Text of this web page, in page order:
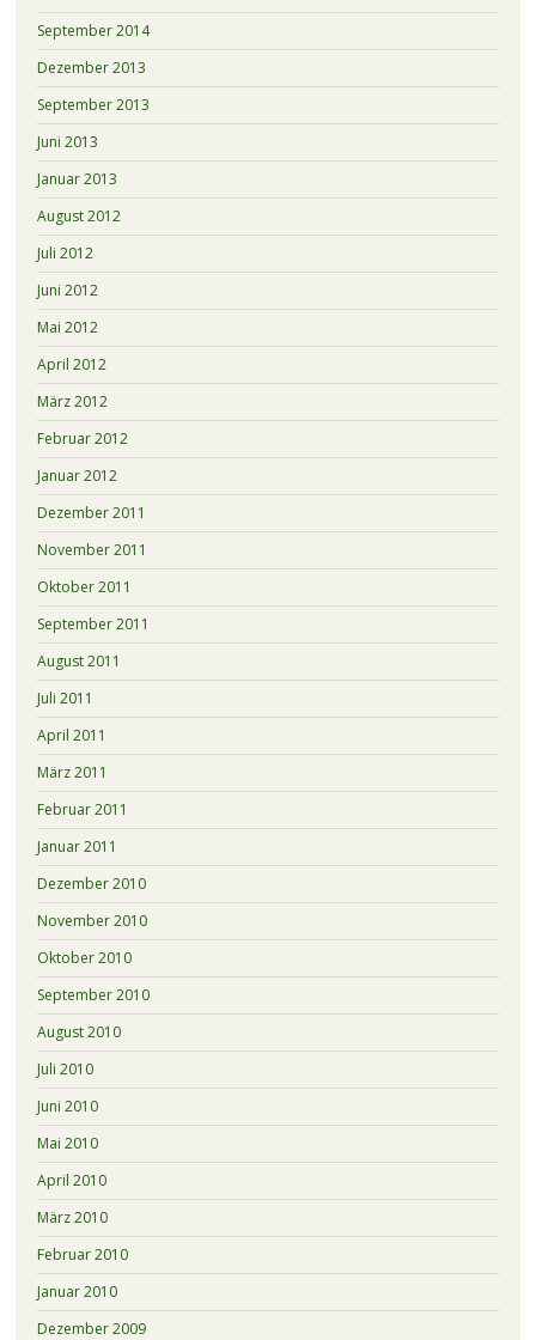
September 2014
Dezember 2013
September 2013
Juni 2013
Januar 2013
August 2012
Juli 2012
Juni 2012
Mai 2012
April 2012
März 2012
Februar 2012
Januar 2012
Dezember 2011
November 2011
Oktober 2011
September 2011
August 2011
Juli 2011
April 2011
März 2011
Februar 2011
Januar 2011
Dezember 2010
November 2010
Oktober 2010
September 2010
August 2010
Juli 2010
Juni 2010
Mai 2010
April 2010
März 2010
Februar 2010
Januar 2010
Dezember 2009